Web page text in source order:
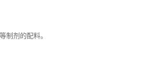
制剂的配料。